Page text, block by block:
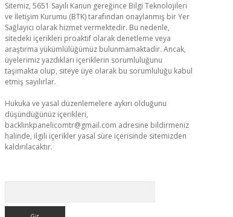
Sitemiz, 5651 Sayılı Kanun gereğince Bilgi Teknolojileri
ve İletişim Kurumu (BTK) tarafından onaylanmış bir Yer
Sağlayıcı olarak hizmet vermektedir. Bu nedenle,
sitedeki içerikleri proaktif olarak denetleme veya
araştırma yükümlülüğümüz bulunmamaktadır. Ancak,
üyelerimiz yazdıkları içeriklerin sorumluluğunu
taşımakta olup, siteye üye olarak bu sorumluluğu kabul
etmiş sayılırlar.
Hukuka ve yasal düzenlemelere aykırı olduğunu
düşündüğünüz içerikleri,
backlinkpanelicomtr@gmail.com adresine bildirmeniz
halinde, ilgili içerikler yasal süre içerisinde sitemizden
kaldırılacaktır.